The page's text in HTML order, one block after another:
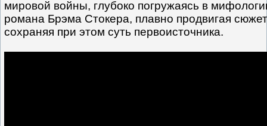
мировой войны, глубоко погружаясь в
романа Брэма Стокера, плавно продвигая
сохраняя при этом суть первоисточника.